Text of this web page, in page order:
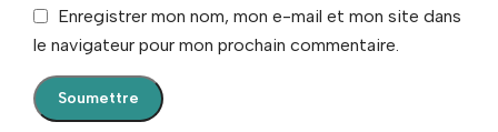
Enregistrer mon nom, mon e-mail et mon site dans
le navigateur pour mon prochain commentaire.